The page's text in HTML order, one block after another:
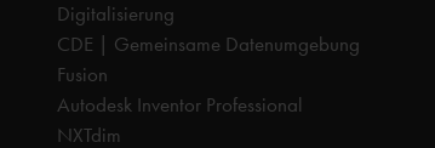
Digitalisierung
CDE | Gemeinsame Datenumgebung
Fusion
Autodesk Inventor Professional
NXTdim